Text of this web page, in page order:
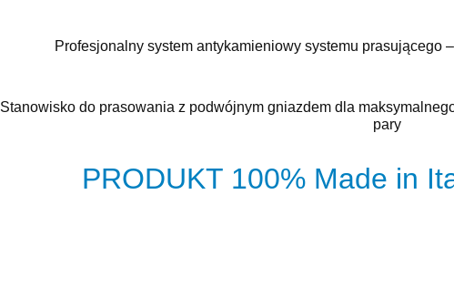
Profesjonalny system antykamieniowy systemu prasującego
Stanowisko do prasowania z podwójnym gniazdem dla
pary
PRODUKT 100% Made in